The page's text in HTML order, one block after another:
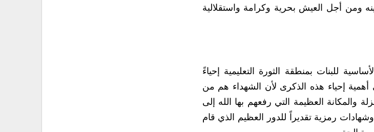
ومن أجل العيش بحرية وكرامة واستقلالية
للبنات بمنطقة الثورة التعليمية إحياءً
إحياء هذه الذكرى لأن الشهداء هم من
والمكانة العظيمة التي رفعهم بها الله إلى
رمزية تقديراً للدور العظيم الذي قام